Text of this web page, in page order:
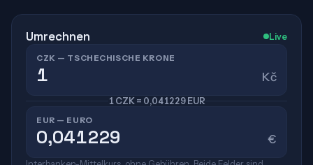
Umrechnen Live
CZK — TSCHECHISCHE KRONE
Kč
1 CZK = 0,041229 EUR
EUR — EURO
€